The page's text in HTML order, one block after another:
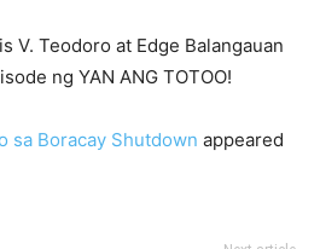
V. Teodoro at Edge Balangauan
ng YAN ANG TOTOO!
sa Boracay Shutdown appeared